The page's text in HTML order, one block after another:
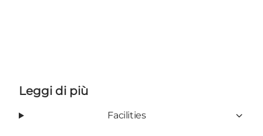
Leggi di più
Facilities